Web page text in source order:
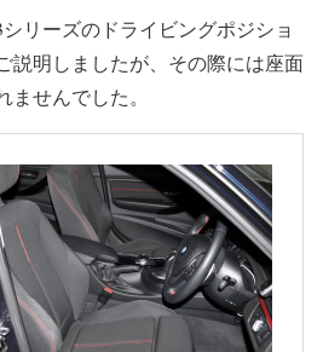
リーズのドライビングポジショ
説明しましたが、その際には座面
せんでした。